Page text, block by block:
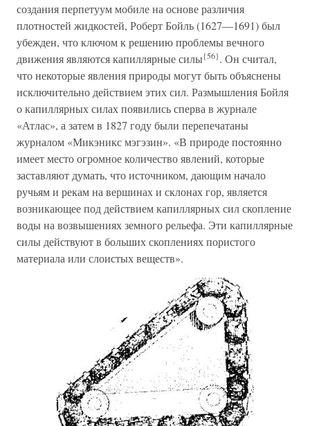
создания перпетуум мобиле на основе различия
плотностей жидкостей, Роберт Бойль (1627—1691) был
убежден, что ключом к решению проблемы вечного
движения являются капиллярные силы{56}. Он считал,
что некоторые явления природы могут быть объяснены
исключительно действием этих сил. Размышления Бойля
о капиллярных силах появились сперва в журнале
«Атлас», а затем в 1827 году были перепечатаны
журналом «Микэникс мэгэзин». «В природе постоянно
имеет место огромное количество явлений, которые
заставляют думать, что источником, дающим начало
ручьям и рекам на вершинах и склонах гор, является
возникающее под действием капиллярных сил скопление
воды на возвышениях земного рельефа. Эти капиллярные
силы действуют в больших скоплениях пористого
материала или слоистых веществ».